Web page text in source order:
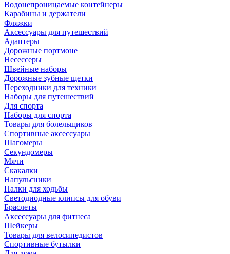
Водонепроницаемые контейнеры
Карабины и держатели
Фляжки
Аксессуары для путешествий
Адаптеры
Дорожные портмоне
Несессеры
Швейные наборы
Дорожные зубные щетки
Переходники для техники
Наборы для путешествий
Для спорта
Наборы для спорта
Товары для болельщиков
Спортивные аксессуары
Шагомеры
Секундомеры
Мячи
Скакалки
Напульсники
Палки для ходьбы
Светодиодные клипсы для обуви
Браслеты
Аксессуары для фитнеса
Шейкеры
Товары для велосипедистов
Спортивные бутылки